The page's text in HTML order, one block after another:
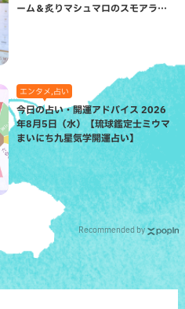
ーム＆炙りマシュマロのスモアラテ
エンタメ,占い
今日の占い・開運アドバイス 2026
年8月5日（水）【琉球鑑定士ミウマ
まいにち九星気学開運占い】
Recommended by